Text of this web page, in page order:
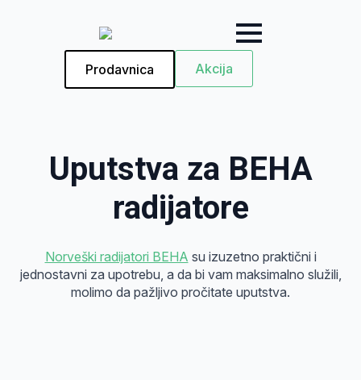
Prodavnica Akcija
Uputstva za BEHA
radijatore
Norveški radijatori BEHA su izuzetno praktični i
jednostavni za upotrebu, a da bi vam maksimalno služili,
molimo da pažljivo pročitate uputstva.